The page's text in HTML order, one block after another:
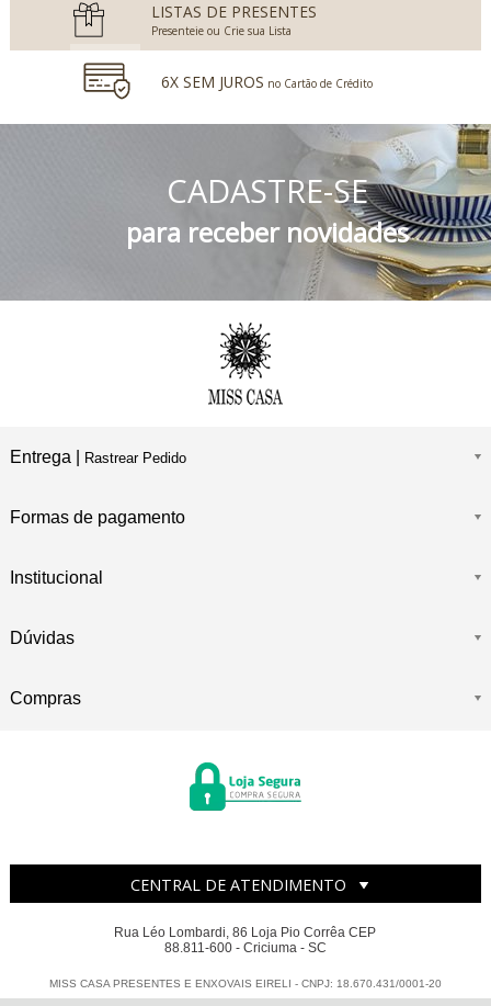
LISTAS DE PRESENTES
Presenteie ou Crie sua Lista
6X SEM JUROS no Cartão de Crédito
no Boleto Bancário e PIX
FRETE GRÁTIS Consulte o Regulamento
CADASTRE-SE
para receber novidades
Entrega | Rastrear Pedido
Formas de pagamento
Institucional
Dúvidas
Compras
CENTRAL DE ATENDIMENTO
Rua Léo Lombardi, 86 Loja Pio Corrêa CEP
88.811-600 - Criciuma - SC
MISS CASA PRESENTES E ENXOVAIS EIRELI - CNPJ: 18.670.431/0001-20